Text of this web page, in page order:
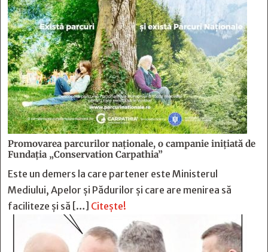
Promovarea parcurilor naționale, o campanie inițiată de
Fundația „Conservation Carpathia”
Este un demers la care partener este Ministerul
Mediului, Apelor și Pădurilor și care are menirea să
faciliteze și să […] Citește!